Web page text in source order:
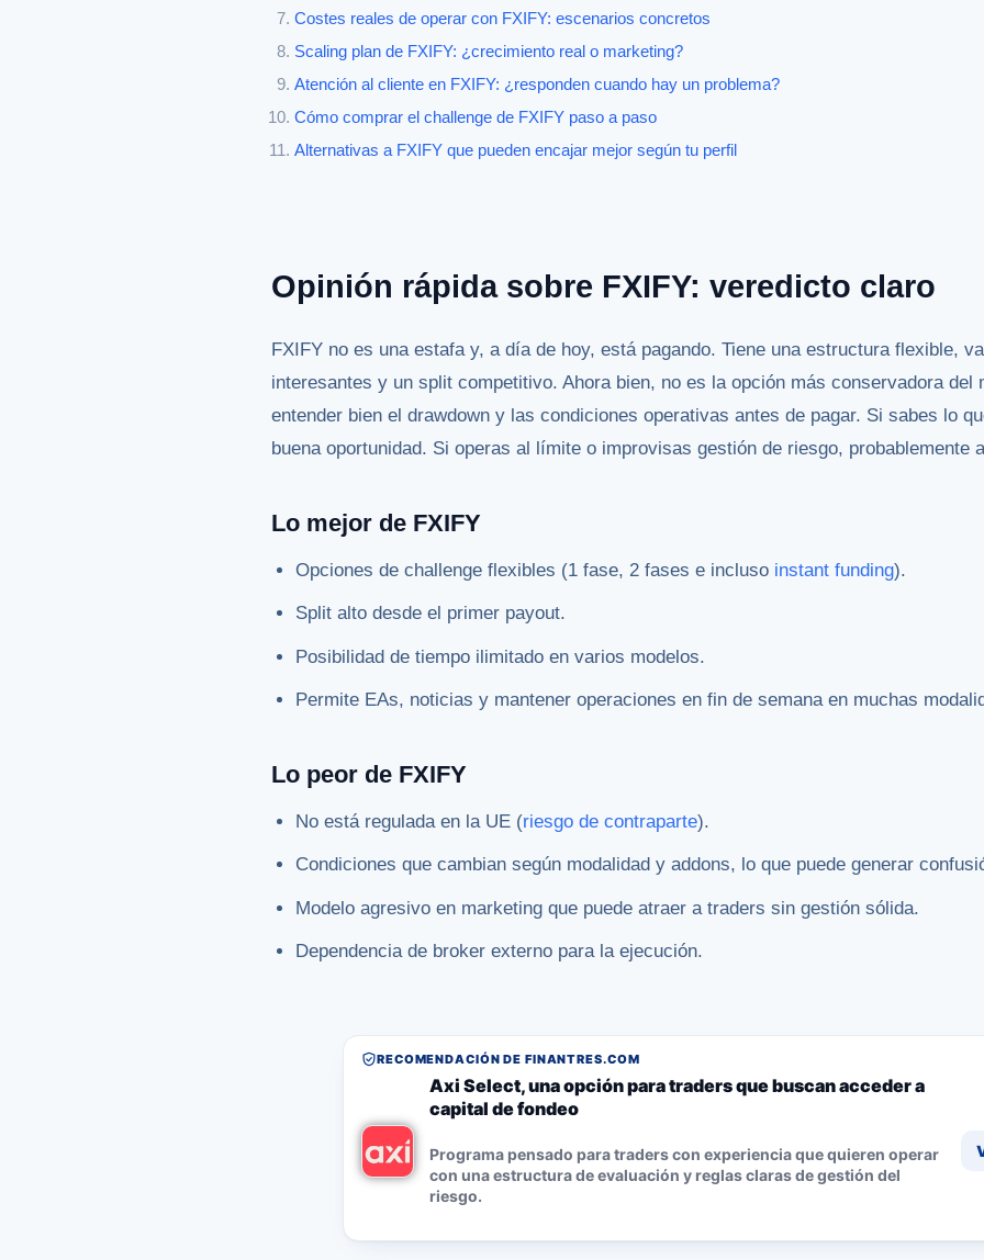
Costes reales de operar con FXIFY: escenarios concretos
Scaling plan de FXIFY: ¿crecimiento real o marketing?
Atención al cliente en FXIFY: ¿responden cuando hay un problema?
Cómo comprar el challenge de FXIFY paso a paso
Alternativas a FXIFY que pueden encajar mejor según tu perfil
Opinión rápida sobre FXIFY: veredicto claro
FXIFY no es una estafa y, a día de hoy, está pagando. Tiene una estructura flexible,
interesantes y un split competitivo. Ahora bien, no es la opción más conservadora del
entender bien el drawdown y las condiciones operativas antes de pagar. Si sabes lo
buena oportunidad. Si operas al límite o improvisas gestión de riesgo, probablemente
Lo mejor de FXIFY
Opciones de challenge flexibles (1 fase, 2 fases e incluso instant funding).
Split alto desde el primer payout.
Posibilidad de tiempo ilimitado en varios modelos.
Permite EAs, noticias y mantener operaciones en fin de semana en muchas
Lo peor de FXIFY
No está regulada en la UE (riesgo de contraparte).
Condiciones que cambian según modalidad y addons, lo que puede generar
Modelo agresivo en marketing que puede atraer a traders sin gestión sólida.
Dependencia de broker externo para la ejecución.
RECOMENDACIÓN DE FINANTRES.COM
Axi Select, una opción para traders que buscan acceder a
capital de fondeo
Programa pensado para traders con experiencia que quieren operar
con una estructura de evaluación y reglas claras de gestión del
riesgo.